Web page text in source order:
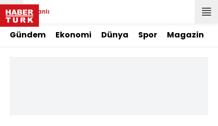
Canlı
Gündem Ekonomi Dünya Spor Magazin